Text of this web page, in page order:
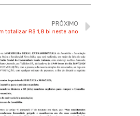
PRÓXIMO
totalizar R$ 1,8 bi neste ano